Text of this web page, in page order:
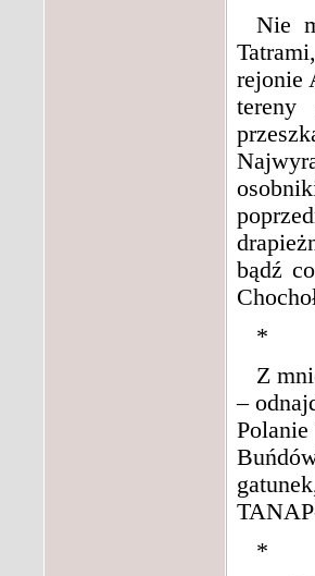
Nie
rejonie
tereny
bądź
*
Z
–
*